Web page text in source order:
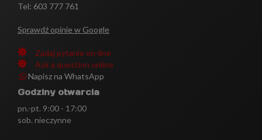
Tel: 603 777 761
Sprawdź opinie w Google
Zadaj pytanie on-line
Ask a question online
Napisz na WhatsApp
Godziny otwarcia
pn.-pt. 9:00 - 17:00
sob. nieczynne